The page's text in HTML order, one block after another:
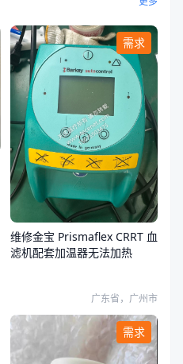
需求
维修金宝 Prismaflex CRRT 血
滤机配套加温器无法加热
广东省，广州市
需求